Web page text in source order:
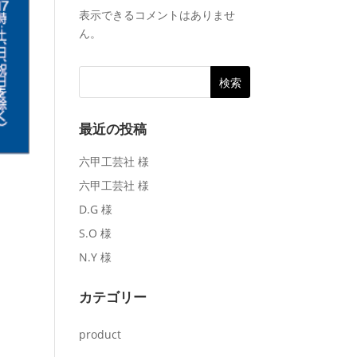
表示できるコメントはありませ
ん。
最近の投稿
六甲工芸社 様
六甲工芸社 様
D.G 様
S.O 様
N.Y 様
カテゴリー
product